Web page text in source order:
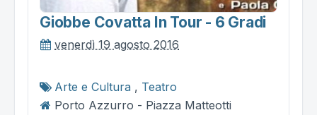
Giobbe Covatta In Tour - 6 Gradi
venerdì 19 agosto 2016
Arte e Cultura , Teatro
Porto Azzurro - Piazza Matteotti